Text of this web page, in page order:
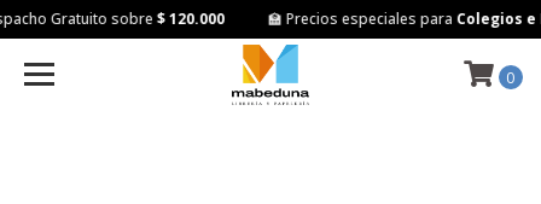
Gratuito sobre$ 120.000 🏫 Precios especiales paraColegios e
0